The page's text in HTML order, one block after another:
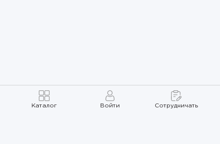
Каталог Войти Сотрудничать